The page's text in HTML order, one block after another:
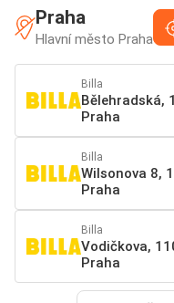
Praha
Hlavní město Praha
Billa
Bělehradská,
Praha
Billa
Wilsonova 8,
Praha
Billa
Vodičkova,
Praha